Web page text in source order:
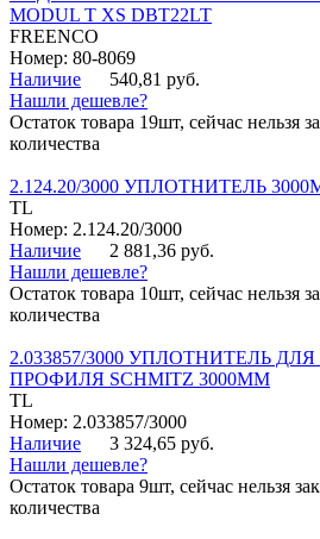
MODUL T XS DBT22LT
FREENCO
Номер: 80-8069
Наличие
540,81 руб.
Нашли дешевле?
Остаток товара 19шт, сейчас нельзя
количества
2.124.20/3000 УПЛОТНИТЕЛЬ
TL
Номер: 2.124.20/3000
Наличие
2 881,36 руб.
Нашли дешевле?
Остаток товара 10шт, сейчас нельзя
количества
2.033857/3000 УПЛОТНИТЕЛЬ
ПРОФИЛЯ SCHMITZ 3000ММ
TL
Номер: 2.033857/3000
Наличие
3 324,65 руб.
Нашли дешевле?
Остаток товара 9шт, сейчас нельзя
количества